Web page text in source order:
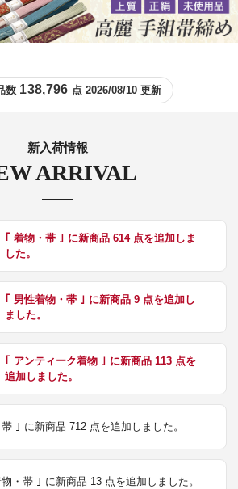
数 138,796 点 2026/08/10 更新
ARRIVAL
新入荷情報
｢ 着物・帯 ｣ に新商品 614 点を追加しま
した。
｢ 男性着物・帯 ｣ に新商品 9 点を追加し
ました。
｢ アンティーク着物 ｣ に新商品 113 点を
追加しました。
｣ に新商品 712 点を追加しました。
・帯 ｣ に新商品 13 点を追加しました。